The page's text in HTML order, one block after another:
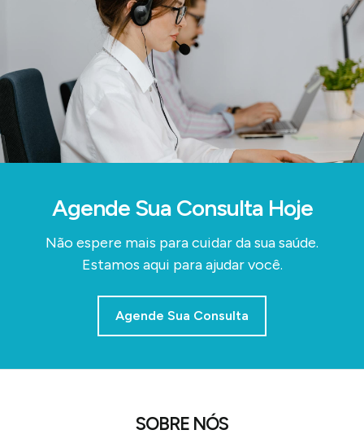
Agende Sua Consulta Hoje
Não espere mais para cuidar da sua saúde.
Estamos aqui para ajudar você.
Agende Sua Consulta
SOBRE NÓS